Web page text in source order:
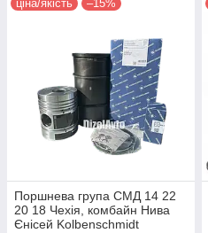
ціна/якість –15%
Поршнева група СМД 14 22
20 18 Чехія, комбайн Нива
Єнісей Kolbenschmidt